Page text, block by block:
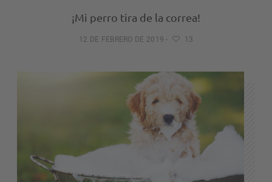
¡Mi perro tira de la correa!
12 DE FEBRERO DE 2019 - 13